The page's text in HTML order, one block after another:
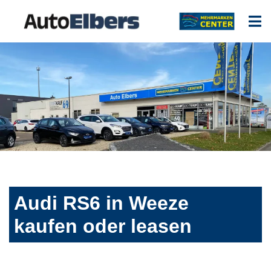
Audi RS6 in Weeze
kaufen oder leasen